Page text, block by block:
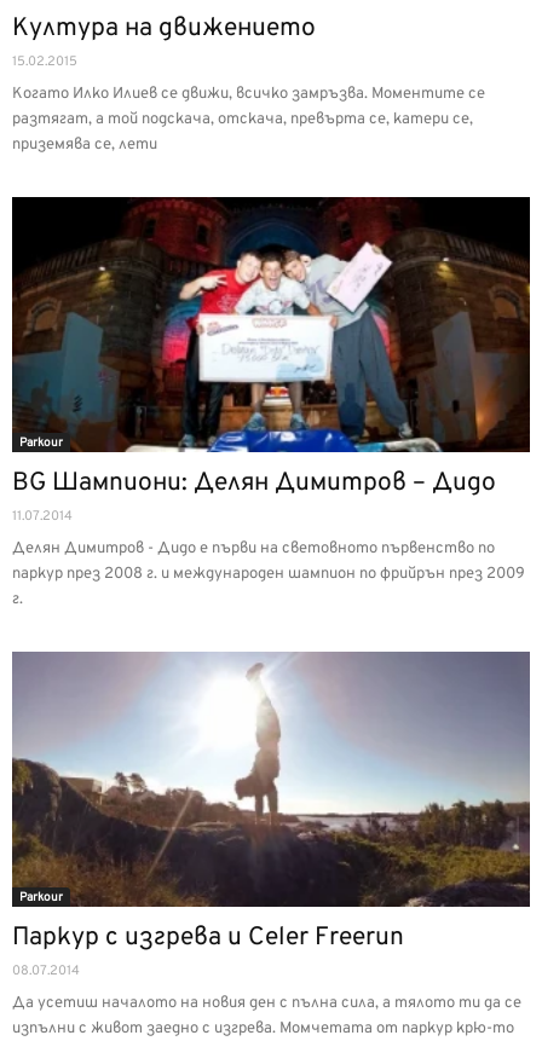
Култура на движението
15.02.2015
Когато Илко Илиев се движи, всичкo замръзва. Моментите се
разтягат, а той подскача, отскача, превърта се, катери се,
приземява се, лети
Parkour
BG Шампиони: Делян Димитров – Дидо
11.07.2014
Делян Димитров - Дидо е първи на световното първенство по
паркур през 2008 г. и международен шампион по фрийрън през 2009
г.
Parkour
Паркур с изгрева и Celer Freerun
08.07.2014
Да усетиш началото на новия ден с пълна сила, а тялото ти да се
изпълни с живот заедно с изгрева. Момчетата от паркур крю-то